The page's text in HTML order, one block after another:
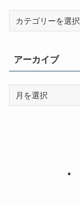
ー
アーカイブ